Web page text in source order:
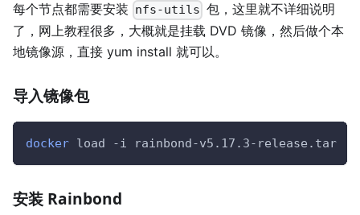
每个节点都需要安装 nfs-utils 包，这里就不详细说明
了，网上教程很多，大概就是挂载 DVD 镜像，然后做个本
地镜像源，直接 yum install 就可以。
导入镜像包
docker load -i rainbond-v5.17.3-release.tar
安装 Rainbond